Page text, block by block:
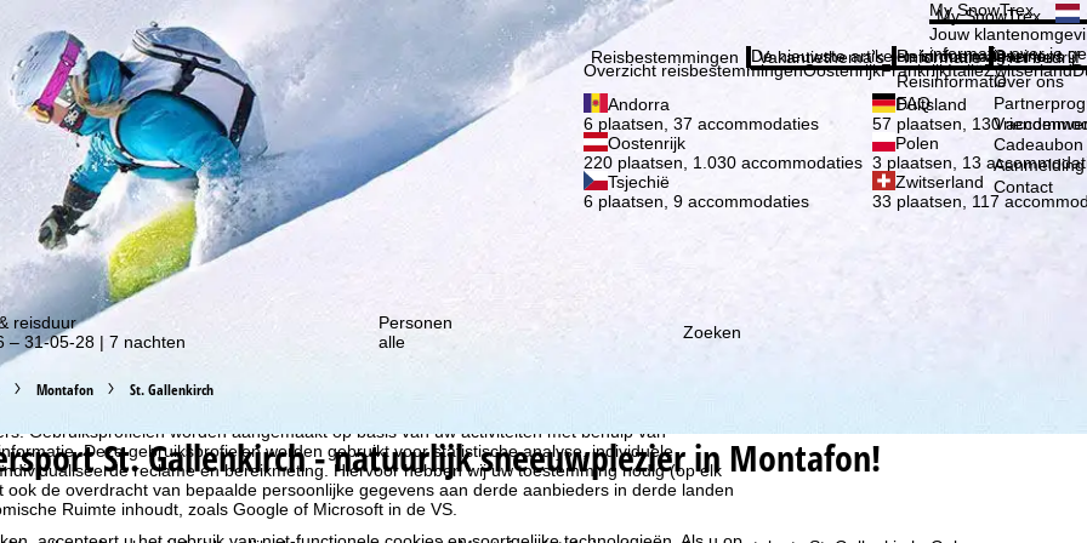
Gebruiksprofielen worden aangemaakt op basis van uw activiteiten met behulp van
Deze gebruiksprofielen worden gebruikt voor statistische analyse, individuele
reclame en bereikmeting. Hiervoor hebben wij uw toestemming nodig (op elk
ook de overdracht van bepaalde persoonlijke gegevens aan derde aanbieders in derde landen
Ruimte inhoudt, zoals Google of Microsoft in de VS.
van onze kortingsacties!
My SnowTrex
My SnowTrex
Jouw
informatie over je
Reisbestemmingen
Overzicht reisbestemmingenOostenrijkFrankrijkItaliëZwitserland
Andorra
6 plaatsen, 37 accommodaties
Duitsland
57 plaatsen, 130
Oostenrijk
220 plaatsen, 1.030 accommodaties
Polen
3 plaatsen, 13
Tsjechië
6 plaatsen, 9 accommodaties
Zwitserland
33 plaatsen, 117
Vakantiethema's
De nieuwste artikelen in ons magazine
Informatie
Reisinformatie
Reisinformatie
FAQ
Het bedrijf
Over ons
Over ons
Cadeaubon
Contact
reisduur
– 31-05-28 | 7 nachten
Personen
alle
Zoeken
Montafon St. Gallenkirch
St. Gallenkirch - natuurlijk sneeuwplezier in Montafon!